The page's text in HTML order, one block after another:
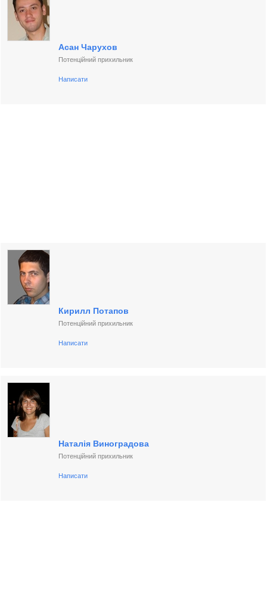
Асан Чарухов
Потенційний прихильник
Написати
Кирилл Потапов
Потенційний прихильник
Написати
Наталія Виноградова
Потенційний прихильник
Написати